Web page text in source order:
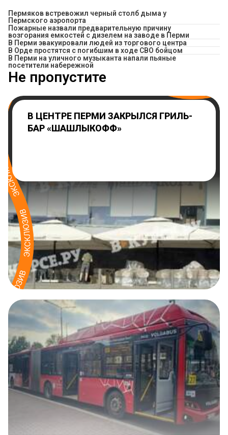
Пермяков встревожил черный столб дыма у
Пермского аэропорта
Пожарные назвали предварительную причину
возгорания емкостей с дизелем на заводе в Перми
В Перми эвакуировали людей из торгового центра
В Орде простятся с погибшим в ходе СВО бойцом
В Перми на уличного музыканта напали пьяные
посетители набережной
Не пропустите
В ЦЕНТРЕ ПЕРМИ ЗАКРЫЛСЯ ГРИЛЬ-
БАР «ШАШЛЫКОФФ»